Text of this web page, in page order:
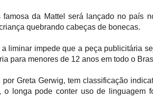
da Mattel será lançado no país
quebrando cabeças de bonecas.
a liminar impede que a peça publicitária
para menores de 12 anos em todo o
por Greta Gerwig, tem classificação
o longa pode conter uso de linguagem